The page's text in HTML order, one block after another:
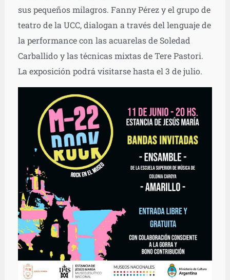
sus pequeños milagros. Fanny Pérez y el grupo de
teatro de la UCC, dialogan a través del lenguaje de
la performance con las acuarelas de Soledad
Carballido y las técnicas mixtas de Tere Pastori.
La exposición podrá visitarse hasta el 3 de julio.